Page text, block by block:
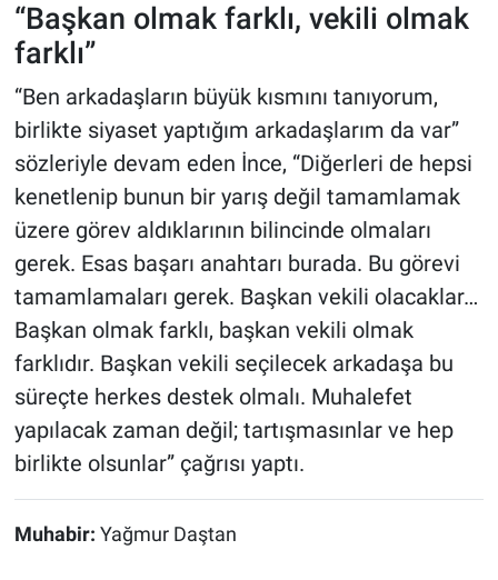
“Başkan olmak farklı, vekili olmak
farklı”
“Ben arkadaşların büyük kısmını tanıyorum,
birlikte siyaset yaptığım arkadaşlarım da var”
sözleriyle devam eden İnce, “Diğerleri de hepsi
kenetlenip bunun bir yarış değil tamamlamak
üzere görev aldıklarının bilincinde olmaları
gerek. Esas başarı anahtarı burada. Bu görevi
tamamlamaları gerek. Başkan vekili olacaklar…
Başkan olmak farklı, başkan vekili olmak
farklıdır. Başkan vekili seçilecek arkadaşa bu
süreçte herkes destek olmalı. Muhalefet
yapılacak zaman değil; tartışmasınlar ve hep
birlikte olsunlar” çağrısı yaptı.
Muhabir: Yağmur Daştan